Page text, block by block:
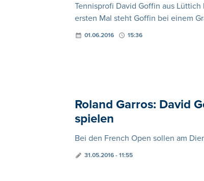
Tennisprofi David Goffin aus
ersten Mal steht Goffin bei einem
01.06.2016 15:36
Roland Garros: David
spielen
Bei den French Open sollen am
31.05.2016 - 11:55